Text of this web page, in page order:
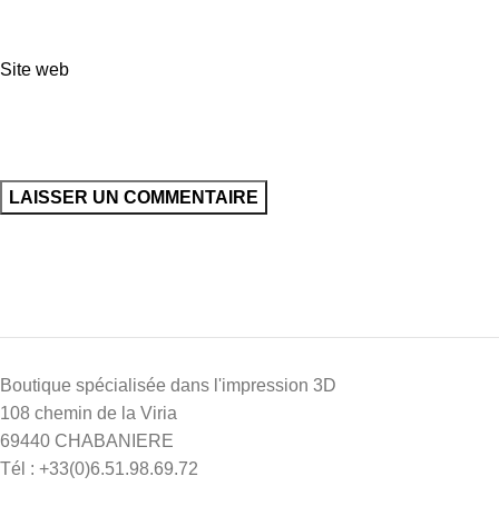
Site web
Boutique spécialisée dans l'impression 3D
108 chemin de la Viria
69440 CHABANIERE
Tél : +33(0)6.51.98.69.72